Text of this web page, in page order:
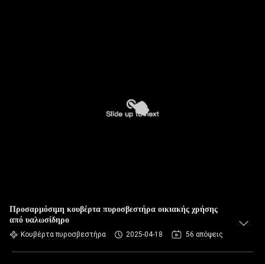
Προσαρμόσιμη κουβέρτα πυροσβεστήρα οικιακής χρήσης
από υαλωσίδηρο
Κουβέρτα πυροσβεστήρα 2025-04-18 56 απόψεις